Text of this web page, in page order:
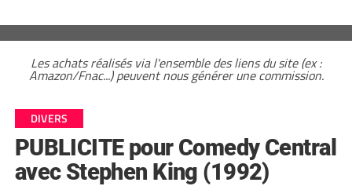
Les achats réalisés via l'ensemble des liens du site (ex :
Amazon/Fnac...) peuvent nous générer une commission.
DIVERS
PUBLICITE pour Comedy Central
avec Stephen King (1992)